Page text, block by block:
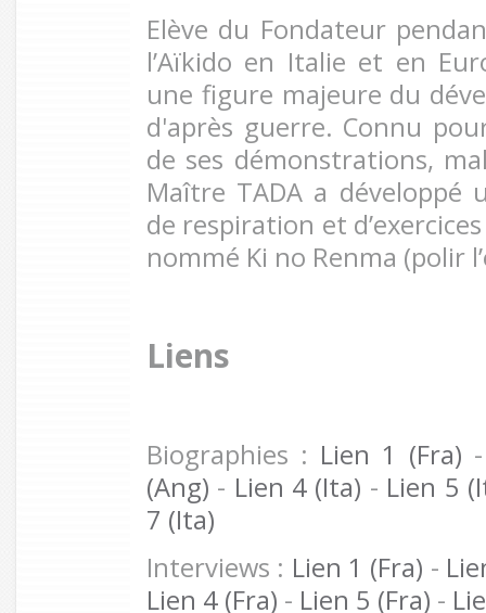
Elève du Fondateur
l’Aïkido en Italie et en
une figure majeure du
d'après guerre. Connu
de ses démonstrations,
Maître TADA a développé
de respiration et
nommé Ki no Renma (polir
Liens
Biographies : Lien 1 (Fra)
(Ang) - Lien 4 (Ita) - Lien 5
7 (Ita)
Interviews : Lien 1 (Fra) -
Lien 4 (Fra) - Lien 5 (Fra) -